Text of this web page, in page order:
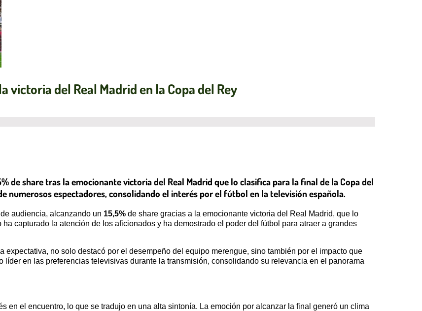
victoria del Real Madrid en la Copa del Rey
de share tras la emocionante victoria del Real Madrid que lo clasifica para la final de la Copa del
numerosos espectadores, consolidando el interés por el fútbol en la televisión española.
audiencia, alcanzando un 15,5% de share gracias a la emocionante victoria del Real Madrid, que lo
capturado la atención de los aficionados y ha demostrado el poder del fútbol para atraer a grandes
expectativa, no solo destacó por el desempeño del equipo merengue, sino también por el impacto que
en las preferencias televisivas durante la transmisión, consolidando su relevancia en el panorama
en el encuentro, lo que se tradujo en una alta sintonía. La emoción por alcanzar la final generó un clima